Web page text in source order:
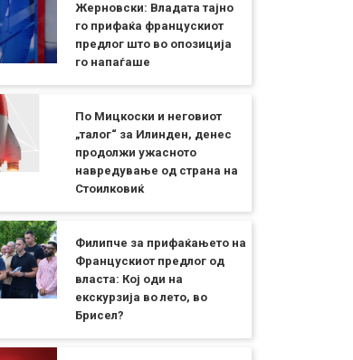
Жерновски: Владата тајно
го прифаќа францускиот
предлог што во опозиција
го напаѓаше
По Мицкоски и неговиот
„талог“ за Илинден, денес
продолжи ужасното
навредување од страна на
Стоилковиќ
Филипче за прифаќањето на
Францускиот предлог од
власта: Кој оди на
екскурзија во лето, во
Брисел?